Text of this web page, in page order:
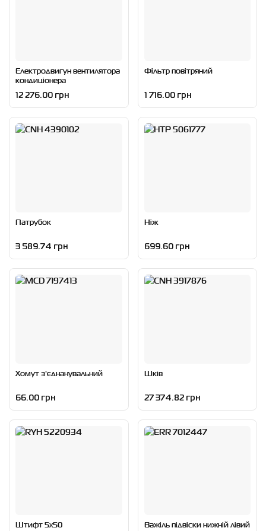
Електродвигун вентилятора
кондиціонера
12 276.00 грн
Фільтр повітряний
1 716.00 грн
Патрубок
3 589.74 грн
Ніж
699.60 грн
Хомут з'єднанувальний
66.00 грн
Шків
27 374.82 грн
Штифт 5x50 Важіль підвіски нижній лівий